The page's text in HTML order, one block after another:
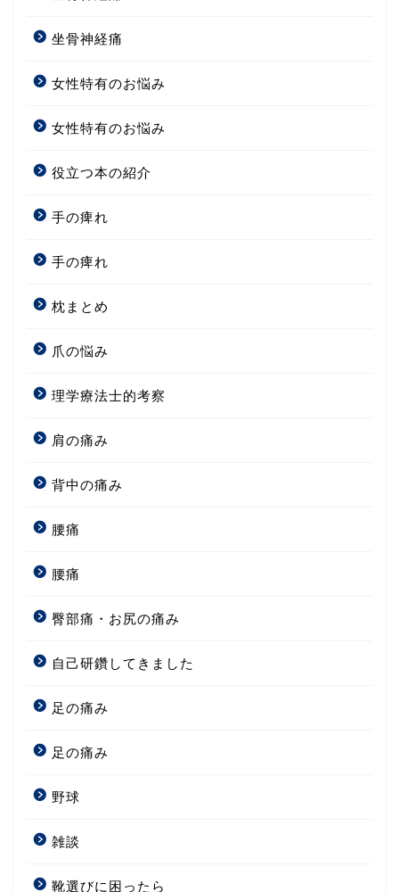
坐骨神経痛
女性特有のお悩み
女性特有のお悩み
役立つ本の紹介
手の痺れ
手の痺れ
枕まとめ
爪の悩み
理学療法士的考察
肩の痛み
背中の痛み
腰痛
腰痛
臀部痛・お尻の痛み
自己研鑽してきました
足の痛み
足の痛み
野球
雑談
靴選びに困ったら